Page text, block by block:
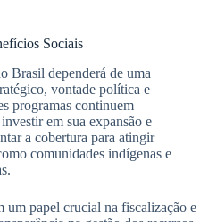
Sociais
Brasil dependerá de uma
vontade política e
programas continuem
em sua expansão e
a cobertura para atingir
comunidades indígenas e
um papel crucial na fiscalização e